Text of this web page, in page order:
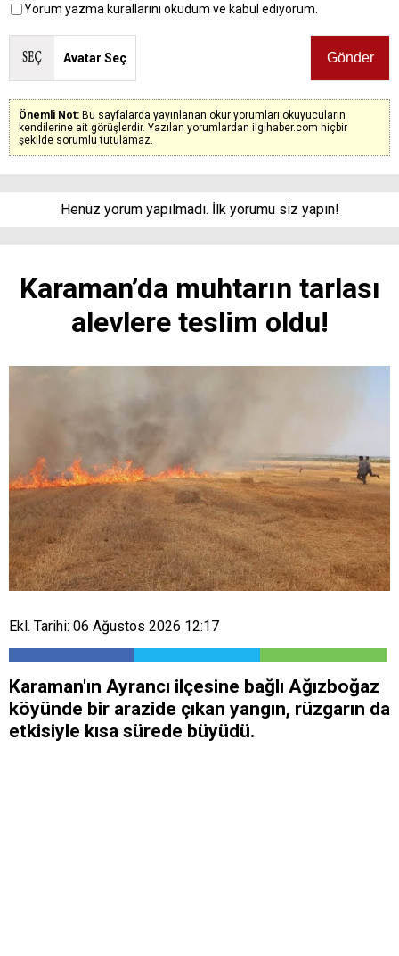
Yorum yazma kurallarını okudum ve kabul ediyorum.
Avatar Seç
Önemli Not: Bu sayfalarda yayınlanan okur yorumları okuyucuların
kendilerine ait görüşlerdir. Yazılan yorumlardan ilgihaber.com hiçbir
şekilde sorumlu tutulamaz.
Henüz yorum yapılmadı. İlk yorumu siz yapın!
Karaman’da muhtarın tarlası
alevlere teslim oldu!
Ekl. Tarihi: 06 Ağustos 2026 12:17
Karaman'ın Ayrancı ilçesine bağlı Ağızboğaz
köyünde bir arazide çıkan yangın, rüzgarın da
etkisiyle kısa sürede büyüdü.